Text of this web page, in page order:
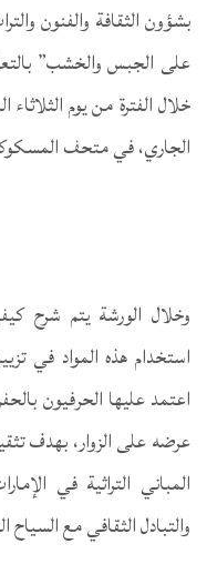
بشؤون الثقافة والفنون
على الجبس والخشب”
الجاري، في متحف
وخلال الورشة يتم شرح
استخدام هذه المواد في
اعتمد عليها الحرفيون
عرضه على الزوار، بهدف
المباني التراثية في
والتبادل الثقافي مع السياح